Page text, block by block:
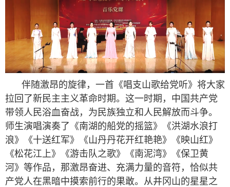
伴随激昂的旋律，一首《唱支山歌给党听》将大家
拉回了新民主主义革命时期。这一时期，中国共产党
带领人民浴血奋战，为民族独立和人民解放而斗争。
师生演唱演奏了《南湖的船党的摇篮》《洪湖水浪打
浪》《十送红军》《山丹丹花开红艳艳》《映山红》
《松花江上》《游击队之歌》《南泥湾》《保卫黄
河》等作品，那激昂奋进、充满力量的音符，恰似共
产党人在黑暗中摸索前行的果敢。从井冈山的星星之